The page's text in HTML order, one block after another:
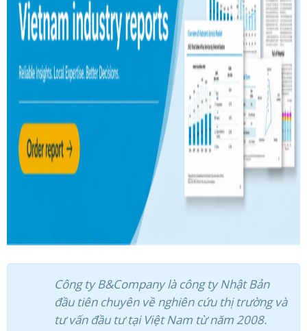
Công ty B&Company là công ty Nhật Bản
đầu tiên chuyên về nghiên cứu thị trường và
tư vấn đầu tư tại Việt Nam từ năm 2008.
ĐĂNG KÝ NHẬN BẢN TIN